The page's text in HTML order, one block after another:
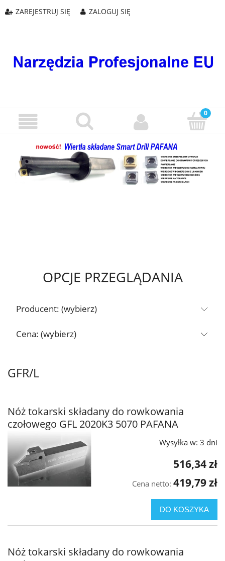
ZAREJESTRUJ SIĘ ZALOGUJ SIĘ
OPCJE PRZEGLĄDANIA
Producent: (wybierz)
Cena: (wybierz)
GFR/L
Nóż tokarski składany do rowkowania
czołowego GFL 2020K3 5070 PAFANA
Wysyłka w: 3 dni
516,34 zł
Cena netto: 419,79 zł
DO KOSZYKA
Nóż tokarski składany do rowkowania